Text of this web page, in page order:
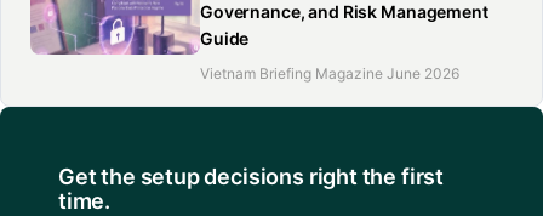
Governance, and Risk Management
Guide
Vietnam Briefing Magazine June 2026
Get the setup decisions right the first
time.